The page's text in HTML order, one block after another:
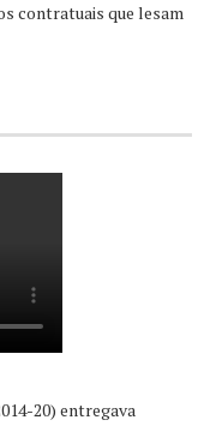
contratuais que lesam
20) entregava